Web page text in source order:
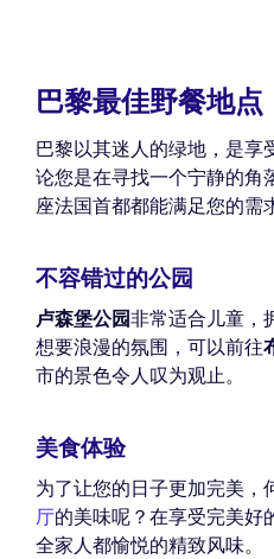
巴黎最佳野餐地点
巴黎以其迷人的绿地，是享
论您是在寻找一个宁静的角
座法国首都都能满足您的需
不容错过的公园
卢森堡公园非常适合儿童，
想要浪漫的氛围，可以前往
市的景色令人叹为观止。
美食体验
为了让您的日子更加完美，
厅的美味呢？在享受完美好
全家人都愉悦的精致风味。